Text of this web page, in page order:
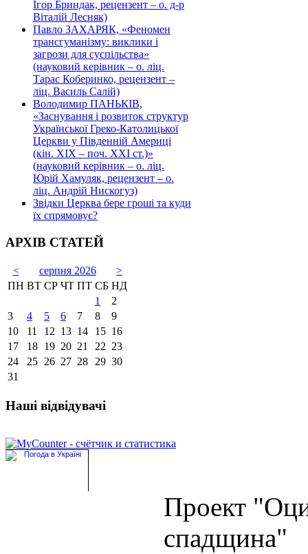
Ігор Бриндак, рецензент – о. д-р
Віталій Лесняк)
Павло ЗАХАРЯК, «Феномен
трансгуманізму: виклики і
загрози для суспільства»
(науковий керівник – о. ліц.
Тарас Коберинко, рецензент –
ліц. Василь Салій)
Володимир ПАНЬКІВ,
«Заснування і розвиток структур
Української Греко-Католицької
Церкви у Південній Америці
(кін. ХІХ – поч. ХХІ ст.)»
(науковий керівник – о. ліц.
Юрій Хамуляк, рецензент – о.
ліц. Андрій Нискогуз)
Звідки Церква бере гроші та куди
їх спрямовує?
АРХІВ СТАТЕЙ
< серпня 2026
>
ПН ВТ СР ЧТ ПТ СБ НД
1
2
3
4 5 6 7 8
9
10
11 12 13 14 15 16
17
18 19 20 21 22 23
24
25 26 27 28 29 30
31
Наші відвідувачі
Проект
спадщина"